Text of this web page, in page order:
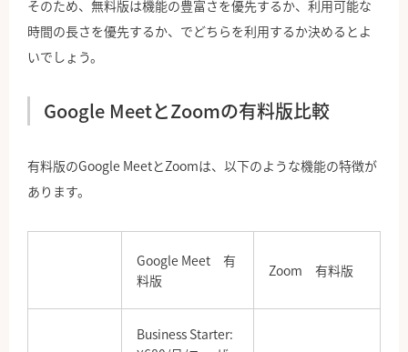
そのため、無料版は機能の豊富さを優先するか、利用可能な
時間の長さを優先するか、でどちらを利用するか決めるとよ
いでしょう。
Google MeetとZoomの有料版比較
有料版のGoogle MeetとZoomは、以下のような機能の特徴が
あります。
Google Meet 有
料版
Zoom 有料版
Business Starter: